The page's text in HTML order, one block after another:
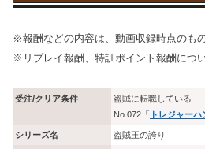
※報酬などの内容は、動画収録時点のもの
※リプレイ報酬、特訓ポイント報酬につ
受注/クリア条件
盗賊に転職している
No.072「 トレジャーハ
シリーズ名 盗賊王の誇り